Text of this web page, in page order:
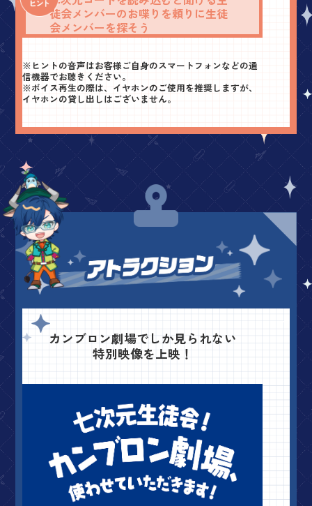
徒会メンバーのお喋りを頼りに生徒
会メンバーを探そう
※ヒントの音声はお客様ご自身のスマートフォンなどの通
信機器でお聴きください。
※ボイス再生の際は、イヤホンのご使用を推奨しますが、
イヤホンの貸し出しはございません。
カンブロン劇場でしか見られない
特別映像を上映！